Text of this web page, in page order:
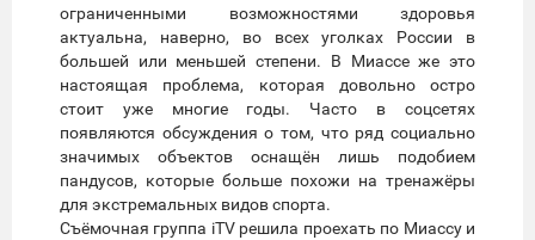
ограниченными возможностями здоровья
актуальна, наверно, во всех уголках России в
большей или меньшей степени. В Миассе же это
настоящая проблема, которая довольно остро
стоит уже многие годы. Часто в соцсетях
появляются обсуждения о том, что ряд социально
значимых объектов оснащён лишь подобием
пандусов, которые больше похожи на тренажёры
для экстремальных видов спорта.
Съёмочная группа iTV решила проехать по Миассу и